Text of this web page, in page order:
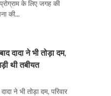
के लिए जगह की
की...
दादा ने भी तोड़ा दम,
थी तबीयत
ने भी तोड़ा दम, परिवार